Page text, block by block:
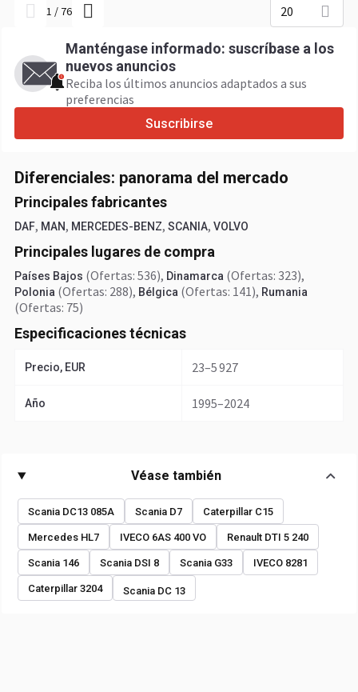
1 / 76 20
Manténgase informado: suscríbase a los
nuevos anuncios
Reciba los últimos anuncios adaptados a sus
preferencias
Suscribirse
Diferenciales: panorama del mercado
Principales fabricantes
DAF, MAN, MERCEDES-BENZ, SCANIA, VOLVO
Principales lugares de compra
Países Bajos (Ofertas: 536), Dinamarca (Ofertas: 323),
Polonia (Ofertas: 288), Bélgica (Ofertas: 141), Rumania
(Ofertas: 75)
Especificaciones técnicas
Precio, EUR 23–5 927
Año 1995–2024
Véase también
Scania DC13 085A Scania D7 Caterpillar C15
Mercedes HL7 IVECO 6AS 400 VO Renault DTI 5 240
Scania 146 Scania DSI 8 Scania G33 IVECO 8281
Caterpillar 3204 Scania DC 13